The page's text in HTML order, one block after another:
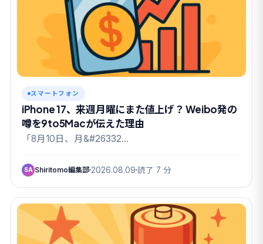
スマートフォン
iPhone 17、来週月曜にまた値上げ？ Weibo発の
噂を9to5Macが伝えた理由
「8月10日、月&#26332…
SA Shiritomo編集部 2026.08.09 読了 7 分